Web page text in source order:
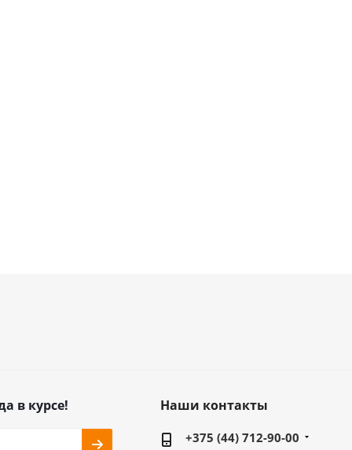
в курсе! Наши контакты
+375 (44) 712-90-00